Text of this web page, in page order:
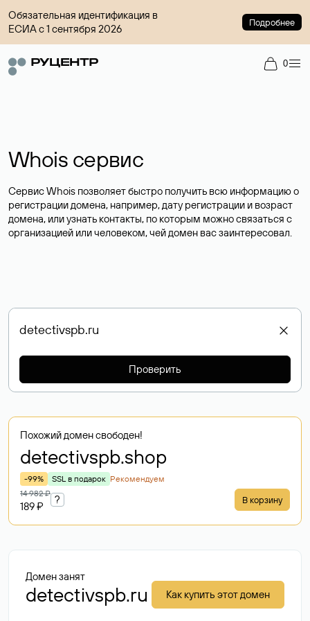
Обязательная идентификация в
ЕСИА с 1 сентября 2026
Подробнее
0
Whois сервис
Сервис Whois позволяет быстро получить всю информацию о
регистрации домена, например, дату регистрации и возраст
домена, или узнать контакты, по которым можно связаться с
организацией или человеком, чей домен вас заинтересовал.
Проверить
Похожий домен свободен!
detectivspb.shop
-99% SSL в подарок Рекомендуем
14 982 ₽
189 ₽
? В корзину
Домен занят
detectivspb.ru Как купить этот домен